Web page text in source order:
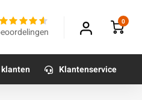
0
klanten Klantenservice